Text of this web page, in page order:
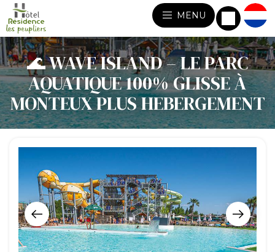
MENU
🌊 WAVE ISLAND – LE PARC
AQUATIQUE 100% GLISSE À
MONTEUX PLUS HEBERGEMENT